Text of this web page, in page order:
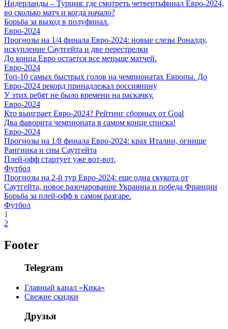
Нидерланды – Турция: где смотреть четвертьфинал Евро-2024,
во сколько матч и когда начало?
Борьба за выход в полуфинал.
Евро-2024
Прогнозы на 1/4 финала Евро-2024: новые слезы Роналду,
искупление Саутгейта и две перестрелки
До конца Евро остается все меньше матчей.
Евро-2024
Топ-10 самых быстрых голов на чемпионатах Европы. До
Евро-2024 рекорд принадлежал россиянину
У этих ребят не было времени на раскачку.
Евро-2024
Кто выиграет Евро-2024? Рейтинг сборных от Goal
Два фаворита чемпионата в самом конце списка!
Евро-2024
Прогнозы на 1/8 финала Евро-2024: крах Италии, огнище
Рангника и сны Саутгейта
Плей-офф стартует уже вот-вот.
Футбол
Прогнозы на 2-й тур Евро-2024: еще одна скукота от
Саутгейта, новое разочарование Украины и победа Франции
Борьба за плей-офф в самом разгаре.
Футбол
1
2
Footer
Telegram
Главный канал «Кика»
Свежие скидки
Друзья